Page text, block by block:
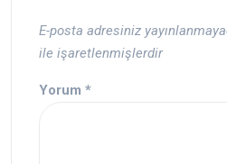
E-posta adresiniz
ile işaretlenmişlerdir
Yorum *